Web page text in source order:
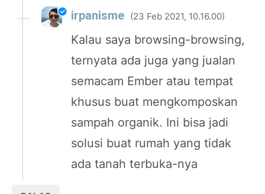
irpanisme 23 Feb 2021, 10.16.00
Kalau saya browsing-browsing,
ternyata ada juga yang jualan
semacam Ember atau tempat
khusus buat mengkomposkan
sampah organik. Ini bisa jadi
solusi buat rumah yang tidak
ada tanah terbuka-nya